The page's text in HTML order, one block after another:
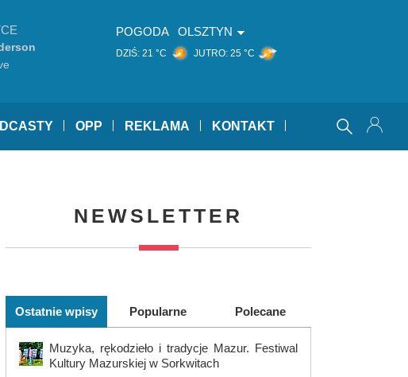
POGODA OLSZTYN
DZIŚ: 21 °C JUTRO: 25 °C
OPP REKLAMA KONTAKT
NEWSLETTER
Ostatnie wpisy Popularne Polecane
Muzyka, rękodzieło i tradycje Mazur. Festiwal
Kultury Mazurskiej w Sorkwitach